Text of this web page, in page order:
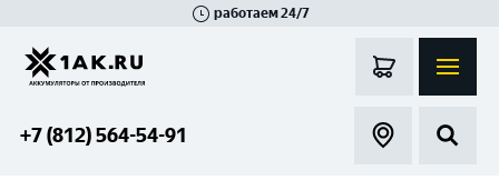
работаем 24/7
+7 (812) 564-54-91
Гатчина